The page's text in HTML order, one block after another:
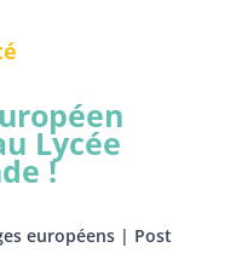
Lycée
!
européens| Post